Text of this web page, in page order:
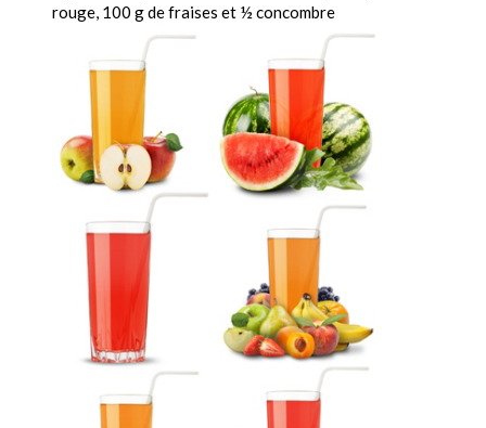
rouge, 100 g de fraises et ½ concombre